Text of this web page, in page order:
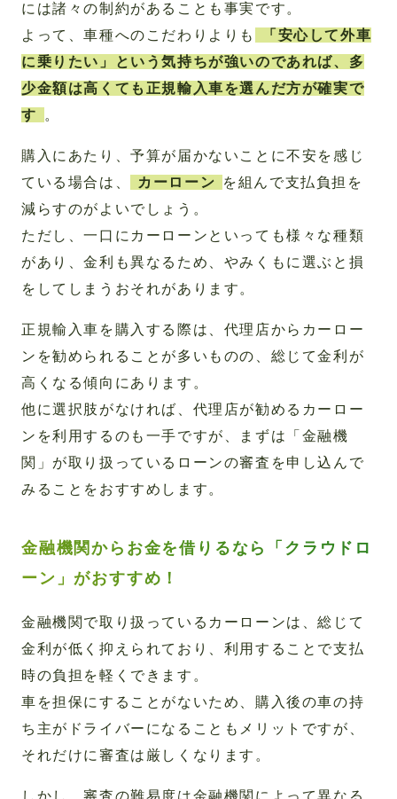
には諸々の制約があることも事実です。
よって、車種へのこだわりよりも
「安心して外車
に乗りたい」という気持ちが強いのであれば、多
少金額は高くても正規輸入車を選んだ方が確実で
す
。
購入にあたり、予算が届かないことに不安を感じ
ている場合は、
カーローン
を組んで支払負担を
減らすのがよいでしょう。
ただし、一口にカーローンといっても様々な種類
があり、金利も異なるため、やみくもに選ぶと損
をしてしまうおそれがあります。
正規輸入車を購入する際は、代理店からカーロー
ンを勧められることが多いものの、総じて金利が
高くなる傾向にあります。
他に選択肢がなければ、代理店が勧めるカーロー
ンを利用するのも一手ですが、まずは「金融機
関」が取り扱っているローンの審査を申し込んで
みることをおすすめします。
金融機関からお金を借りるなら「クラウドロ
ーン」がおすすめ！
金融機関で取り扱っているカーローンは、総じて
金利が低く抑えられており、利用することで支払
時の負担を軽くできます。
車を担保にすることがないため、購入後の車の持
ち主がドライバーになることもメリットですが、
それだけに審査は厳しくなります。
しかし、審査の難易度は金融機関によって異なる